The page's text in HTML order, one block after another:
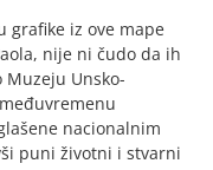
grafike iz ove mape
nije ni čudo da ih
Unsko-
nacionalnim
puni životni i stvarni